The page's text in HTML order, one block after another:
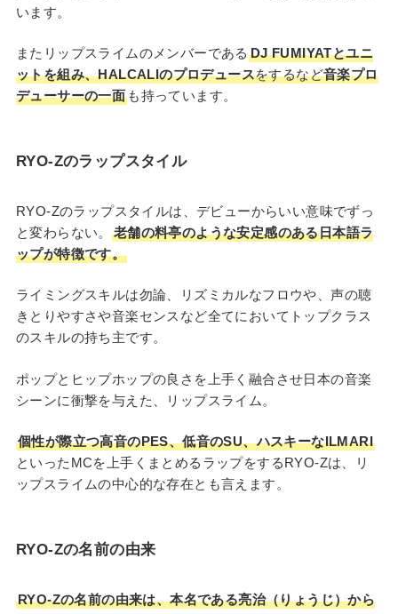
います。
またリップスライムのメンバーである DJ FUMIYATとユニ
ットを組み、HALCALIのプロデュースをするなど音楽プロ
デューサーの一面 も持っています。
RYO-Zのラップスタイル
RYO-Zのラップスタイルは、デビューからいい意味でずっ
と変わらない。
老舗の料亭のような安定感のある日本語ラ
ップが特徴です。
ライミングスキルは勿論、リズミカルなフロウや、声の聴
きとりやすさや音楽センスなど全てにおいてトップクラス
のスキルの持ち主です。
ポップとヒップホップの良さを上手く融合させ日本の音楽
シーンに衝撃を与えた、リップスライム。
個性が際立つ高音のPES、低音のSU、ハスキーなILMARI
といったMCを上手くまとめるラップをするRYO-Zは、リ
ップスライムの中心的な存在とも言えます。
RYO-Zの名前の由来
RYO-Zの名前の由来は、本名である亮治（りょうじ）から